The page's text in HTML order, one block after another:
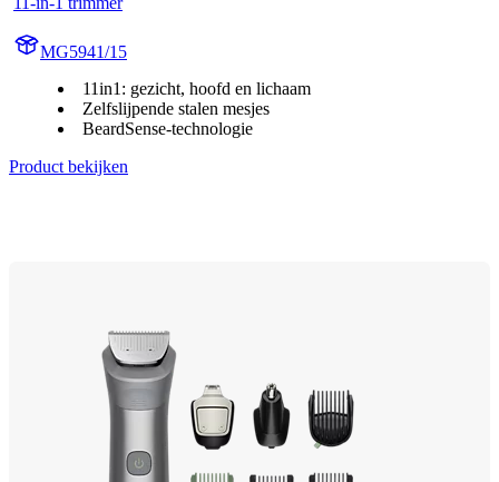
MG5941/15
11in1: gezicht, hoofd en lichaam
Zelfslijpende stalen mesjes
BeardSense-technologie
Product bekijken